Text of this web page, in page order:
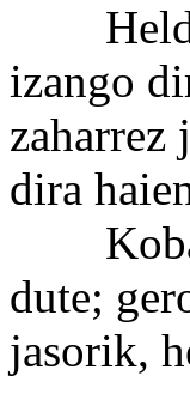
Heldu
izango
zaharrez
dira
dute;
jasorik,